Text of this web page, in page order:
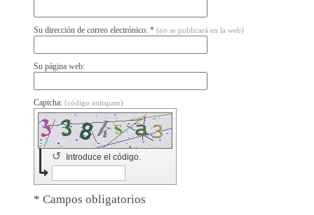
Su dirección de correo electrónico: * (no se publicará en la web)
Su página web:
Captcha: (código antispam)
Introduce el código.
↺
* Campos obligatorios